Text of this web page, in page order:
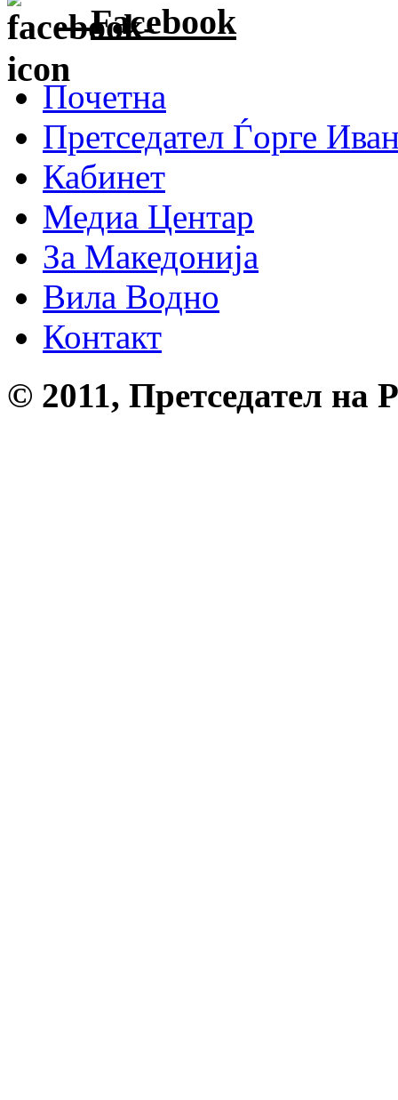
Facebook
Почетна
Претседател Ѓорге
Кабинет
Медиа Центар
За Македонија
Вила Водно
Контакт
© 2011, Претседател на